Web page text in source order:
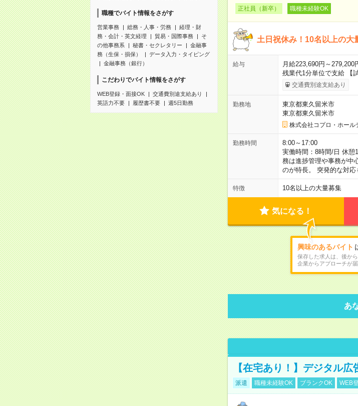
職種でバイト情報をさがす
営業事務 総務・人事・労務
経理・財
務・会計・英文経理
貿易・国際事務
そ
の他事務系
秘書・セクレタリー
金融事
務（生保・損保）
データ入力・タイピング
金融事務（銀行）
こだわりでバイト情報をさがす
WEB登録・面接OK
交通費別途支給あり
英語力不要
履歴書不要 週5日勤務
正社員（新卒） 職種未経験OK
土日祝休み！10名以上の大
給与
月給223,690円～279,200
残業代1分単位で支給 【
交通費別途支給あり
勤務地
東京都東久留米市
東京都東久留米市
株式会社コプロ・ホール
勤務時間
8:00～17:00
実働時間：8時間/日 休憩
務は進捗管理や事務が中
のが特長。 突発的な対応
特徴 10名以上の大量募集
気になる！
興味のあるバイト
保存した求人は、後か
企業からアプローチが届
あ
【在宅あり！】デジタル
派遣 職種未経験OK ブランクOK WEB